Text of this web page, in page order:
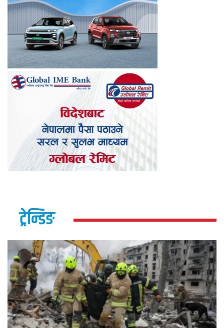
ट्रेन्डिङ